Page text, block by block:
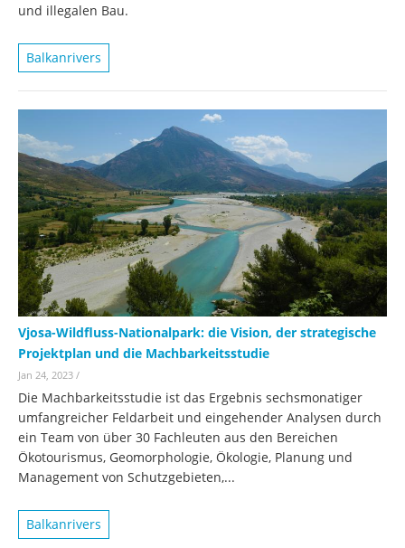
und illegalen Bau.
Balkanrivers
Vjosa-Wildfluss-Nationalpark: die Vision, der strategische
Projektplan und die Machbarkeitsstudie
Jan 24, 2023 /
Die Machbarkeitsstudie ist das Ergebnis sechsmonatiger
umfangreicher Feldarbeit und eingehender Analysen durch
ein Team von über 30 Fachleuten aus den Bereichen
Ökotourismus, Geomorphologie, Ökologie, Planung und
Management von Schutzgebieten,...
Balkanrivers